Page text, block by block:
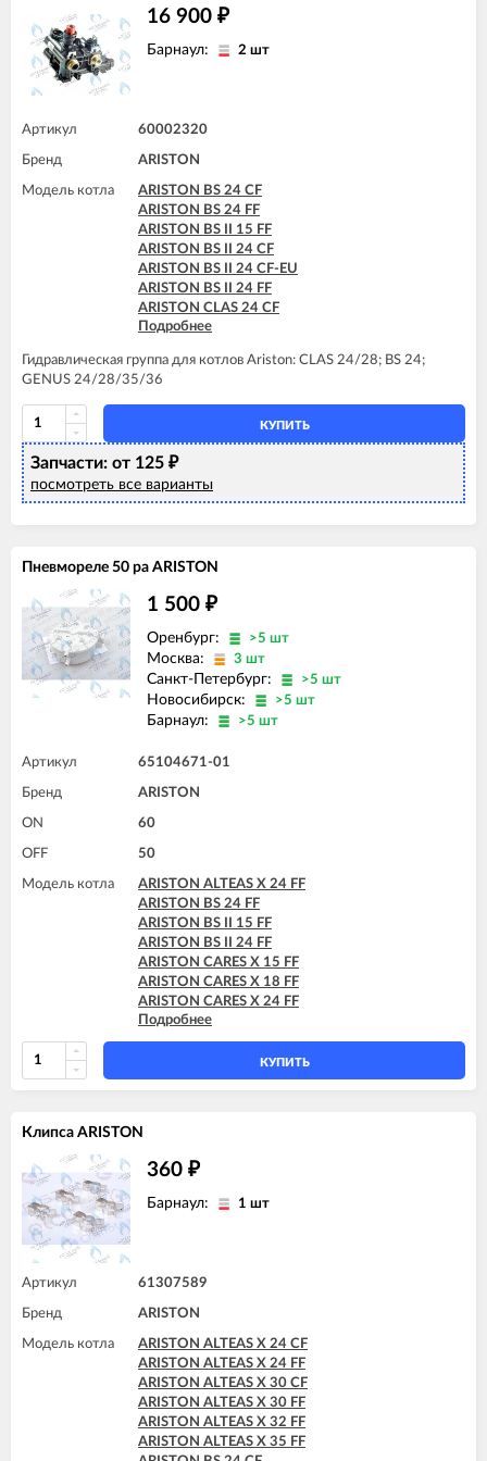
ARISTON GENUS EVO 24 CF
ARISTON GENUS EVO 30 CF
ARISTON MATIS 24 CF
ARISTON MATIS 24 CF-EU
16 900 ₽
Барнаул: 2 шт
Артикул 60002320
Бренд ARISTON
Модель котла
ARISTON BS 24 CF
ARISTON BS 24 FF
ARISTON BS II 15 FF
ARISTON BS II 24 CF
ARISTON BS II 24 CF-EU
ARISTON BS II 24 FF
ARISTON CLAS 24 CF
ARISTON CLAS 24 FF
ARISTON EGIS PLUS 24 CF
ARISTON EGIS PLUS 24 CF-EU
ARISTON EGIS PLUS 24 FF
ARISTON GENUS 24 CF
ARISTON GENUS 24 FF
ARISTON GENUS 28 CF
ARISTON GENUS 28 FF
ARISTON GENUS 32 FF
ARISTON MATIS 24 CF
ARISTON MATIS 24 FF
Подробнее
Гидравлическая группа для котлов Ariston: CLAS 24/28; BS 24;
GENUS 24/28/35/36
КУПИТЬ
Запчасти: от 125 ₽
посмотреть все варианты
Пневмореле 50 pa ARISTON
1 500 ₽
Оренбург: >5 шт
Москва: 3 шт
Санкт-Петербург: >5 шт
Новосибирск: >5 шт
Барнаул: >5 шт
Артикул 65104671-01
Бренд ARISTON
ON 60
OFF 50
Модель котла
ARISTON ALTEAS X 24 FF
ARISTON BS 24 FF
ARISTON BS II 15 FF
ARISTON BS II 24 FF
ARISTON CARES X 15 FF
ARISTON CARES X 18 FF
ARISTON CARES X 24 FF
ARISTON CARES X SYSTEM 24 FF
ARISTON CLAS 24 FF
ARISTON CLAS B 24 FF
ARISTON CLAS B EVO 24 FF
ARISTON CLAS EVO 24 FF TK
ARISTON CLAS EVO SYSTEM 24 FF
ARISTON CLAS SYSTEM 24 FF
ARISTON CLAS X 24 FF
ARISTON GENUS EVO 24 FF
ARISTON HS X 15 FF
ARISTON HS X 24 FF
ARISTON MATIS 24 FF
Подробнее
КУПИТЬ
Клипса ARISTON
360 ₽
Барнаул: 1 шт
Артикул 61307589
Бренд ARISTON
Модель котла
ARISTON ALTEAS X 24 CF
ARISTON ALTEAS X 24 FF
ARISTON ALTEAS X 30 CF
ARISTON ALTEAS X 30 FF
ARISTON ALTEAS X 32 FF
ARISTON ALTEAS X 35 FF